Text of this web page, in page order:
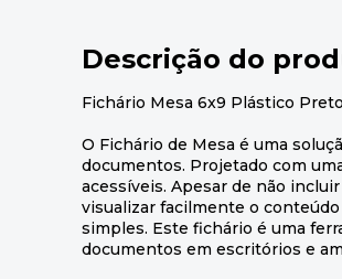
Descrição do
Fichário Mesa 6x9 Plástico
O Fichário de Mesa é uma
documentos. Projetado com
acessíveis. Apesar de não
visualizar facilmente o
simples. Este fichário é uma
documentos em escritórios e